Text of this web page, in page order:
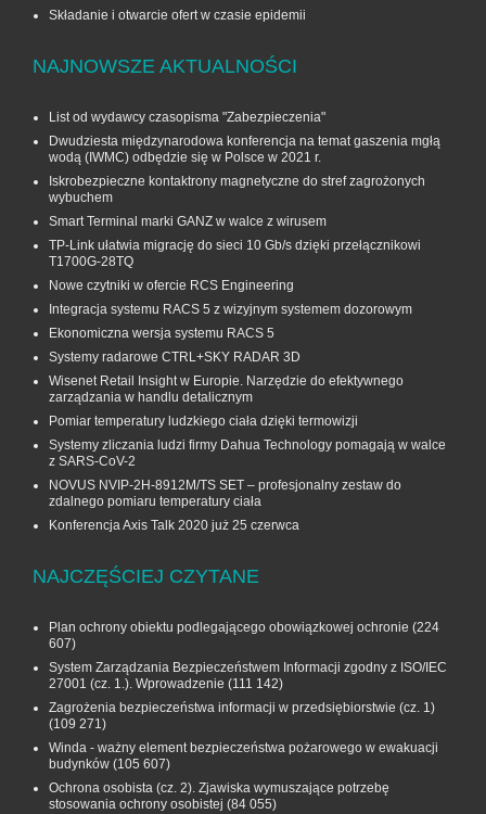
Składanie i otwarcie ofert w czasie epidemii
NAJNOWSZE AKTUALNOŚCI
List od wydawcy czasopisma "Zabezpieczenia"
Dwudziesta międzynarodowa konferencja na temat gaszenia mgłą
wodą (IWMC) odbędzie się w Polsce w 2021 r.
Iskrobezpieczne kontaktrony magnetyczne do stref zagrożonych
wybuchem
Smart Terminal marki GANZ w walce z wirusem
TP-Link ułatwia migrację do sieci 10 Gb/s dzięki przełącznikowi
T1700G‑28TQ
Nowe czytniki w ofercie RCS Engineering
Integracja systemu RACS 5 z wizyjnym systemem dozorowym
Ekonomiczna wersja systemu RACS 5
Systemy radarowe CTRL+SKY RADAR 3D
Wisenet Retail Insight w Europie. Narzędzie do efektywnego
zarządzania w handlu detalicznym
Pomiar temperatury ludzkiego ciała dzięki termowizji
Systemy zliczania ludzi firmy Dahua Technology pomagają w walce
z SARS-CoV-2
NOVUS NVIP-2H-8912M/TS SET – profesjonalny zestaw do
zdalnego pomiaru temperatury ciała
Konferencja Axis Talk 2020 już 25 czerwca
NAJCZĘŚCIEJ CZYTANE
Plan ochrony obiektu podlegającego obowiązkowej ochronie (224
607)
System Zarządzania Bezpieczeństwem Informacji zgodny z ISO/IEC
27001 (cz. 1.). Wprowadzenie (111 142)
Zagrożenia bezpieczeństwa informacji w przedsiębiorstwie (cz. 1)
(109 271)
Winda - ważny element bezpieczeństwa pożarowego w ewakuacji
budynków (105 607)
Ochrona osobista (cz. 2). Zjawiska wymuszające potrzebę
stosowania ochrony osobistej (84 055)